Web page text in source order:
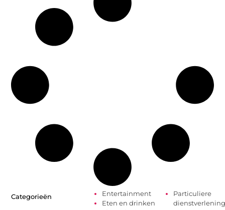
Categorieën
Entertainment
Eten en drinken
Particuliere
dienstverlening